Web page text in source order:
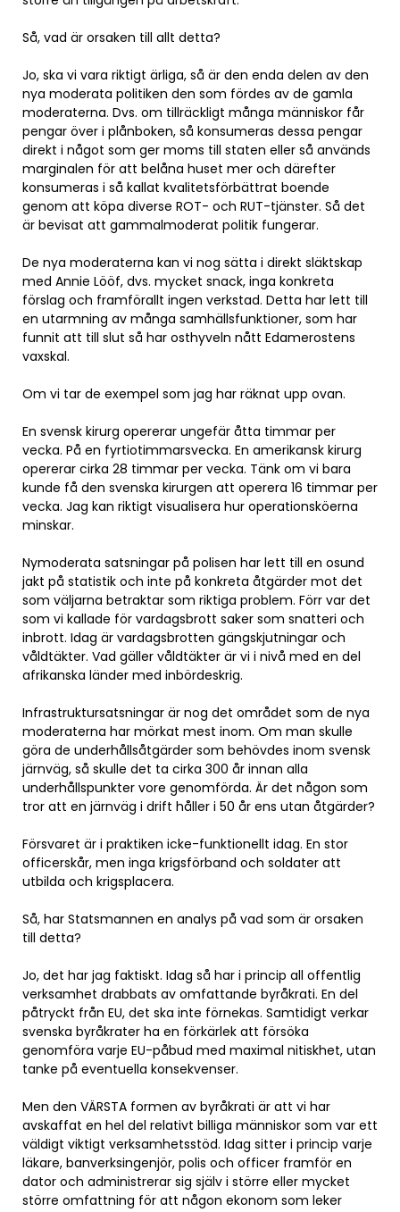
Så, vad är orsaken till allt detta?
Jo, ska vi vara riktigt ärliga, så är den enda delen av den
nya moderata politiken den som fördes av de gamla
moderaterna. Dvs. om tillräckligt många människor får
pengar över i plånboken, så konsumeras dessa pengar
direkt i något som ger moms till staten eller så används
marginalen för att belåna huset mer och därefter
konsumeras i så kallat kvalitetsförbättrat boende
genom att köpa diverse ROT- och RUT-tjänster. Så det
är bevisat att gammalmoderat politik fungerar.
De nya moderaterna kan vi nog sätta i direkt släktskap
med Annie Lööf, dvs. mycket snack, inga konkreta
förslag och framförallt ingen verkstad. Detta har lett till
en utarmning av många samhällsfunktioner, som har
funnit att till slut så har osthyveln nått Edamerostens
vaxskal.
Om vi tar de exempel som jag har räknat upp ovan.
En svensk kirurg opererar ungefär åtta timmar per
vecka. På en fyrtiotimmarsvecka. En amerikansk kirurg
opererar cirka 28 timmar per vecka. Tänk om vi bara
kunde få den svenska kirurgen att operera 16 timmar per
vecka. Jag kan riktigt visualisera hur operationsköerna
minskar.
Nymoderata satsningar på polisen har lett till en osund
jakt på statistik och inte på konkreta åtgärder mot det
som väljarna betraktar som riktiga problem. Förr var det
som vi kallade för vardagsbrott saker som snatteri och
inbrott. Idag är vardagsbrotten gängskjutningar och
våldtäkter. Vad gäller våldtäkter är vi i nivå med en del
afrikanska länder med inbördeskrig.
Infrastruktursatsningar är nog det området som de nya
moderaterna har mörkat mest inom. Om man skulle
göra de underhållsåtgärder som behövdes inom svensk
järnväg, så skulle det ta cirka 300 år innan alla
underhållspunkter vore genomförda. Är det någon som
tror att en järnväg i drift håller i 50 år ens utan åtgärder?
Försvaret är i praktiken icke-funktionellt idag. En stor
officerskår, men inga krigsförband och soldater att
utbilda och krigsplacera.
Så, har Statsmannen en analys på vad som är orsaken
till detta?
Jo, det har jag faktiskt. Idag så har i princip all offentlig
verksamhet drabbats av omfattande byråkrati. En del
påtryckt från EU, det ska inte förnekas. Samtidigt verkar
svenska byråkrater ha en förkärlek att försöka
genomföra varje EU-påbud med maximal nitiskhet, utan
tanke på eventuella konsekvenser.
Men den VÄRSTA formen av byråkrati är att vi har
avskaffat en hel del relativt billiga människor som var ett
väldigt viktigt verksamhetsstöd. Idag sitter i princip varje
läkare, banverksingenjör, polis och officer framför en
dator och administrerar sig själv i större eller mycket
större omfattning för att någon ekonom som leker